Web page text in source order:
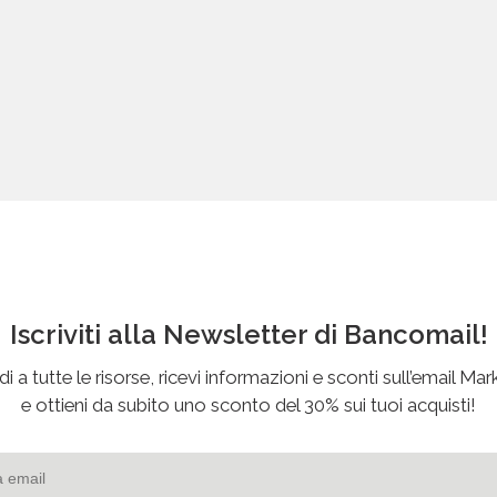
Iscriviti alla Newsletter di Bancomail!
a tutte le risorse, ricevi informazioni e sconti sull’email
e ottieni da subito uno sconto del 30% sui tuoi acquisti!